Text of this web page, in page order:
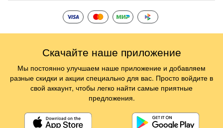
Скачайте наше приложение
Мы постоянно улучшаем наше приложение и добавляем
разные скидки и акции специально для вас. Просто войдите в
свой аккаунт, чтобы легко найти самые приятные
предложения.